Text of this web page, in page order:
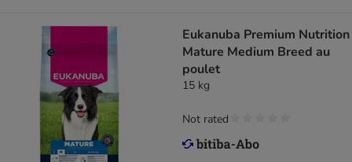
Eukanuba Premium Nutrition
Mature Medium Breed au
poulet
15 kg
Not rated